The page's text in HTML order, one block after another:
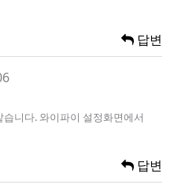
답변
니다. 와이파이 설정화면에서
답변